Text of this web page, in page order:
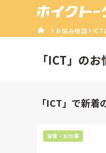
お悩み相談 ICT
「ICT 」の
「ICT」で新着
保育・お仕事